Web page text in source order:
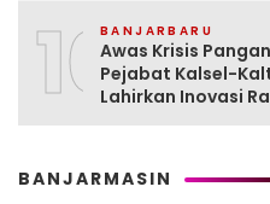
10BANJARBARU
Awas Krisis
Pejabat Kalsel-
Lahirkan Inovasi
BANJARMASIN